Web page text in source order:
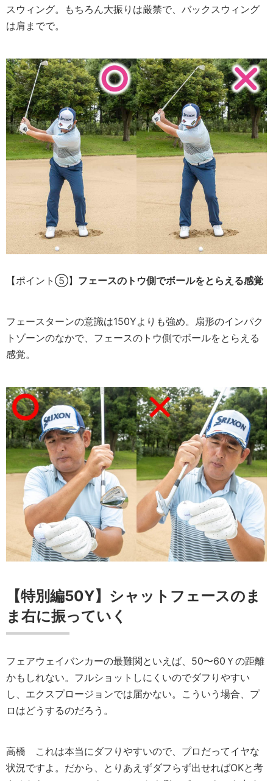
スウィング。もちろん大振りは厳禁で、バックスウィング
は肩までで。
【ポイント⑤】 フェースのトウ側でボールをとらえる感覚
フェースターンの意識は150Yよりも強め。扇形のインパク
トゾーンのなかで、フェースのトウ側でボールをとらえる
感覚。
【特別編50Y】シャットフェースのま
ま右に振っていく
フェアウェイバンカーの最難関といえば、50〜60Ｙの距離
かもしれない。フルショットしにくいのでダフりやすい
し、エクスプロージョンでは届かない。こういう場合、プ
ロはどうするのだろう。
高橋 これは本当にダフりやすいので、プロだってイヤな
状況ですよ。だから、とりあえずダフらず出せればOKと考